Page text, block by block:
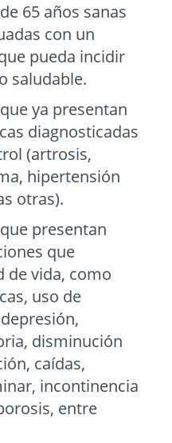
65 años sanas
con un
pueda incidir
saludable.
ya presentan
diagnosticadas
(artrosis,
hipertensión
otras).
presentan
que
de vida, como
uso de
disminución
caídas,
incontinencia
entre